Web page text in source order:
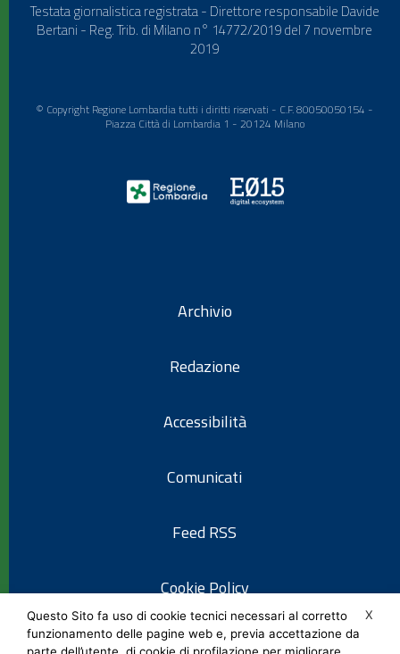
Testata giornalistica registrata - Direttore responsabile Davide
Bertani - Reg. Trib. di Milano n° 14772/2019 del 7 novembre
2019
© Copyright Regione Lombardia tutti i diritti riservati - C.F. 80050050154 -
Piazza Città di Lombardia 1 - 20124 Milano
Archivio
Redazione
Accessibilità
Comunicati
Feed RSS
Cookie Policy
Informativa privacy
X
Questo Sito fa uso di cookie tecnici necessari al corretto
funzionamento delle pagine web e, previa accettazione da